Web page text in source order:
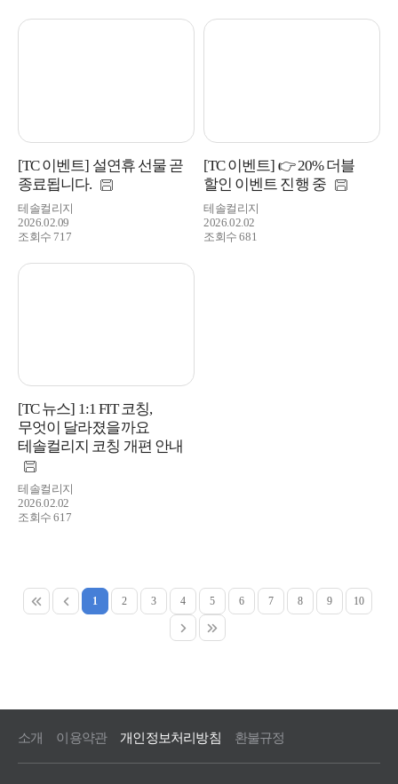
[TC 이벤트] 설연휴 선물 곧
종료됩니다.
테솔컬리지
2026.02.09
조회수 717
[TC 이벤트] 👉 20% 더블
할인 이벤트 진행 중
테솔컬리지
2026.02.02
조회수 681
[TC 뉴스] 1:1 FIT 코칭,
무엇이 달라졌을까요
테솔컬리지 코칭 개편 안내
테솔컬리지
2026.02.02
조회수 617
1 2 3 4 5 6 7 8 9 10
소개 이용약관 개인정보처리방침 환불규정